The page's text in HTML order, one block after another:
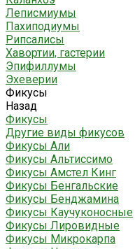
Леписмиумы
Пахиподиумы
Рипсалисы
Хавортии, гастерии
Эпифиллумы
Эхеверии
Фикусы
Назад
Фикусы
Другие виды фикусов
Фикусы Али
Фикусы Альтиссимо
Фикусы Амстел Кинг
Фикусы Бенгальские
Фикусы Бенджамина
Фикусы Каучуконосные
Фикусы Лировидные
Фикусы Микрокарпа